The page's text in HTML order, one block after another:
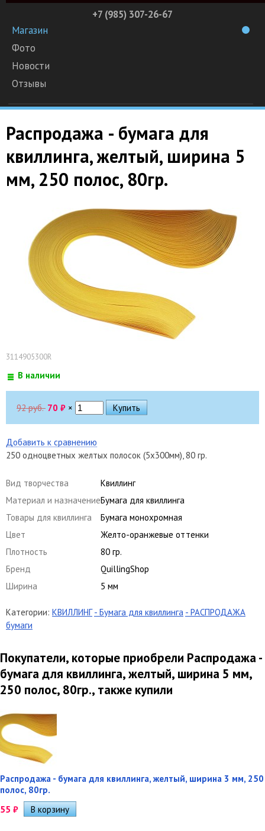
+7 (985) 307-26-67
Магазин
Фото
Новости
Отзывы
Распродажа - бумага для
квиллинга, желтый, ширина 5
мм, 250 полос, 80гр.
3114905300R
В наличии
92 руб. 70 ₽ ×
Добавить к сравнению
250 одноцветных желтых полосок (5х300мм), 80 гр.
Вид творчества
Квиллинг
Материал и назначениеБумага для квиллинга
Товары для квиллинга
Бумага монохромная
Цвет
Желто-оранжевые оттенки
Плотность
80 гр.
Бренд
QuillingShop
Ширина
5 мм
Категории: КВИЛЛИНГ - Бумага для квиллинга - РАСПРОДАЖА
бумаги
Покупатели, которые приобрели Распродажа -
бумага для квиллинга, желтый, ширина 5 мм,
250 полос, 80гр., также купили
Распродажа - бумага для квиллинга, желтый, ширина 3 мм, 250
полос, 80гр.
55 ₽